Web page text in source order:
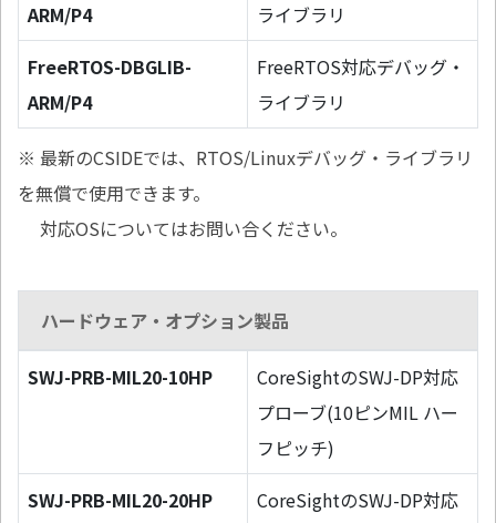
ARM/P4
ライブラリ
FreeRTOS-DBGLIB-
ARM/P4
FreeRTOS対応デバッグ・
ライブラリ
※ 最新のCSIDEでは、RTOS/Linuxデバッグ・ライブラリ
を無償で使用できます。
対応OSについてはお問い合ください。
ハードウェア・オプション製品
SWJ-PRB-MIL20-10HP
CoreSightのSWJ-DP対応
プローブ(10ピンMIL ハー
フピッチ)
SWJ-PRB-MIL20-20HP
CoreSightのSWJ-DP対応